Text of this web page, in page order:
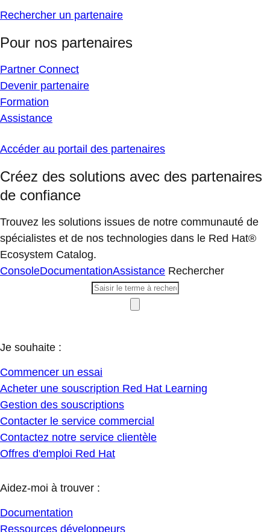
Rechercher un partenaire
Pour nos partenaires
Partner Connect
Devenir partenaire
Formation
Assistance
Accéder au portail des partenaires
Créez des solutions avec des partenaires
de confiance
Trouvez les solutions issues de notre communauté de
spécialistes et de nos technologies dans le Red Hat®
Ecosystem Catalog.
ConsoleDocumentationAssistance Rechercher
Je souhaite :
Commencer un essai
Acheter une souscription Red Hat Learning
Gestion des souscriptions
Contacter le service commercial
Contactez notre service clientèle
Offres d'emploi Red Hat
Aidez-moi à trouver :
Documentation
Ressources développeurs